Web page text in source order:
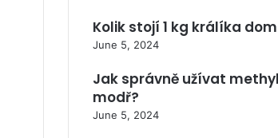
Kolik stojí 1 kg králíka
June 5, 2024
Jak správně užívat
modř?
June 5, 2024